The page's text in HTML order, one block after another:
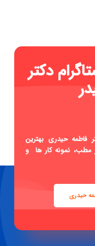
دکتر
...
فاطمه حیدری بهترین
مطب، نمونه کار ها و
حیدری